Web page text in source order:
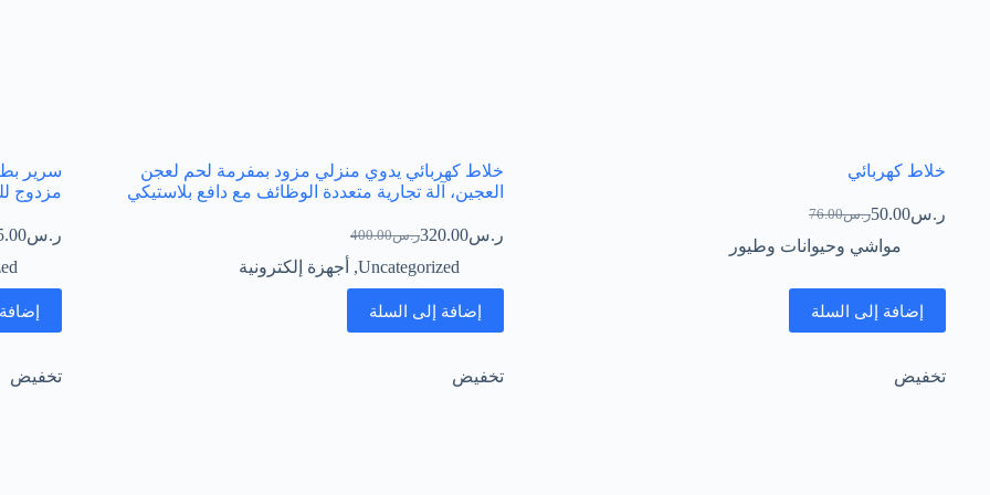
خلاط كهربائي
ر.س76.00السعر
الأصلي
ر.س76.00.
ر.س50.00السعر
الحالي
ر.س50.00.
مواشي وحيوانات وطيور
إضافة إلى السلة
خلاط كهربائي يدوي منزلي مزود بمفرمة لحم لعجن
العجين، آلة تجارية متعددة الوظائف مع دافع بلاستيكي
ر.س400.00السعر
الأصلي
هو:
ر.س400.00.
ر.س320.00السعر
الحالي
هو:
ر.س320.00.
Uncategorized
, أجهزة إلكترونية
إضافة إلى السلة
سرير
مزدوج
ر.س
تخفيض تخفيض تخفيض